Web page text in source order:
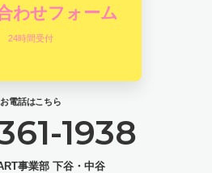
わせフォーム
24時間受付
お電話はこちら
1938
事業部 下谷・中谷